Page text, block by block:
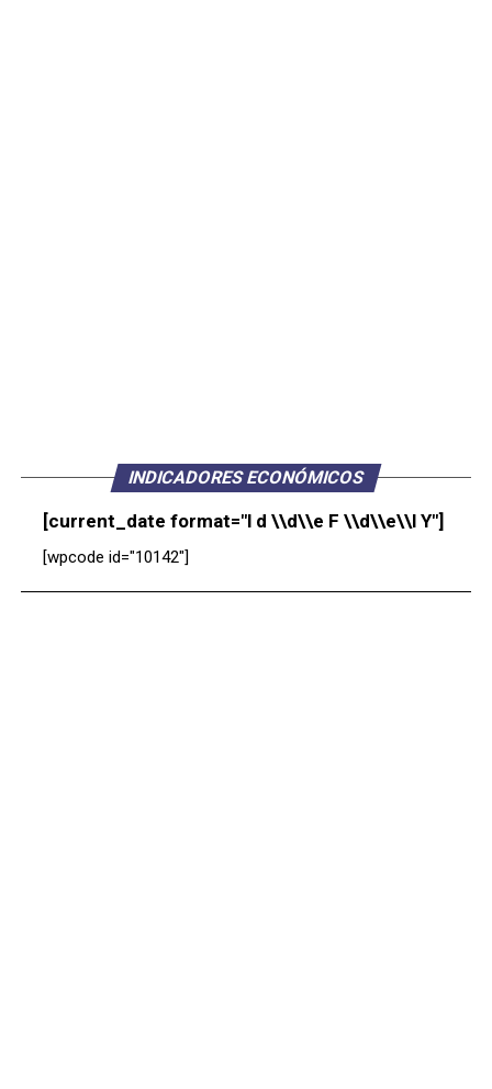
INDICADORES ECONÓMICOS
[current_date format="l d \\d\\e F \\d\\e\\l Y"]
[wpcode id="10142"]